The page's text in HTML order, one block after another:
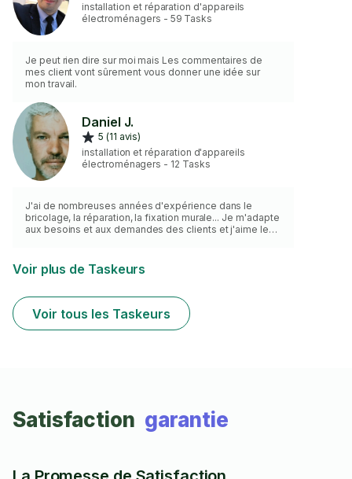
installation et réparation d'appareils
électroménagers - 59 Tasks
Je peut rien dire sur moi mais Les commentaires de
mes client vont sûrement vous donner une idée sur
mon travail.
Daniel J.
5 (11 avis)
installation et réparation d'appareils
électroménagers - 12 Tasks
J'ai de nombreuses années d'expérience dans le
bricolage, la réparation, la fixation murale... Je m'adapte
aux besoins et aux demandes des clients et j'aime le
Voir plus de Taskeurs
Voir tous les Taskeurs
Satisfaction garantie